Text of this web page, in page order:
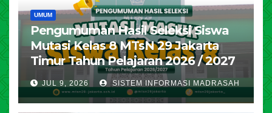
UMUM
Pengumuman Hasil Seleksi Siswa
Mutasi Kelas 8 MTsN 29 Jakarta
Timur Tahun Pelajaran 2026 / 2027
JUL 9, 2026 SISTEM INFORMASI MADRASAH